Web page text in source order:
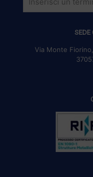
SEDE
Via Monte